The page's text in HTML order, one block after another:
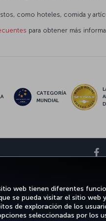
web tienen diferentes
se pueda visitar el sitio web
de exploración de los
seleccionadas por los
como hoteles, comida y
para obtener más
CATEGORÍA
MUNDIAL
Y DESTINOS DESTINOS